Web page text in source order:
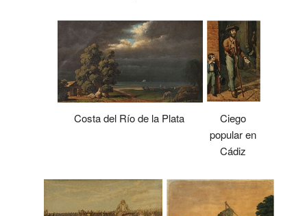
Costa del Río de la Plata
Ciego
popular en
Cádiz